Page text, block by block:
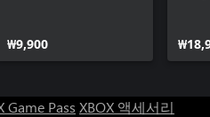
₩9,900
Game Pass XBOX 액세서리